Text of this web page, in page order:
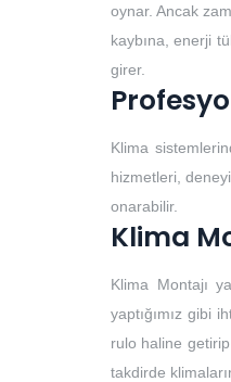
oynar. Ancak
kaybına, enerji
girer.
Klima
hizmetleri,
onarabilir.
Klima
Klima Montajı
yaptığımız gibi
rulo haline
takdirde